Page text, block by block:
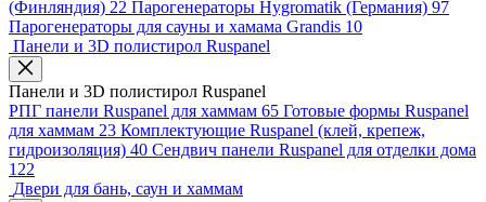
(Финляндия) 22 Парогенераторы Hygromatik (Германия) 97
Парогенераторы для сауны и хамама Grandis 10
Панели и 3D полистирол Ruspanel
Панели и 3D полистирол Ruspanel
РПГ панели Ruspanel для хаммам 65 Готовые формы Ruspanel
для хаммам 23 Комплектующие Ruspanel (клей, крепеж,
гидроизоляция) 40 Сендвич панели Ruspanel для отделки дома
122
Двери для бань, саун и хаммам